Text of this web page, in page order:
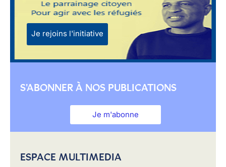
Je rejoins l'initiative
S'ABONNER À NOS PUBLICATIONS
Je m'abonne
ESPACE MULTIMEDIA